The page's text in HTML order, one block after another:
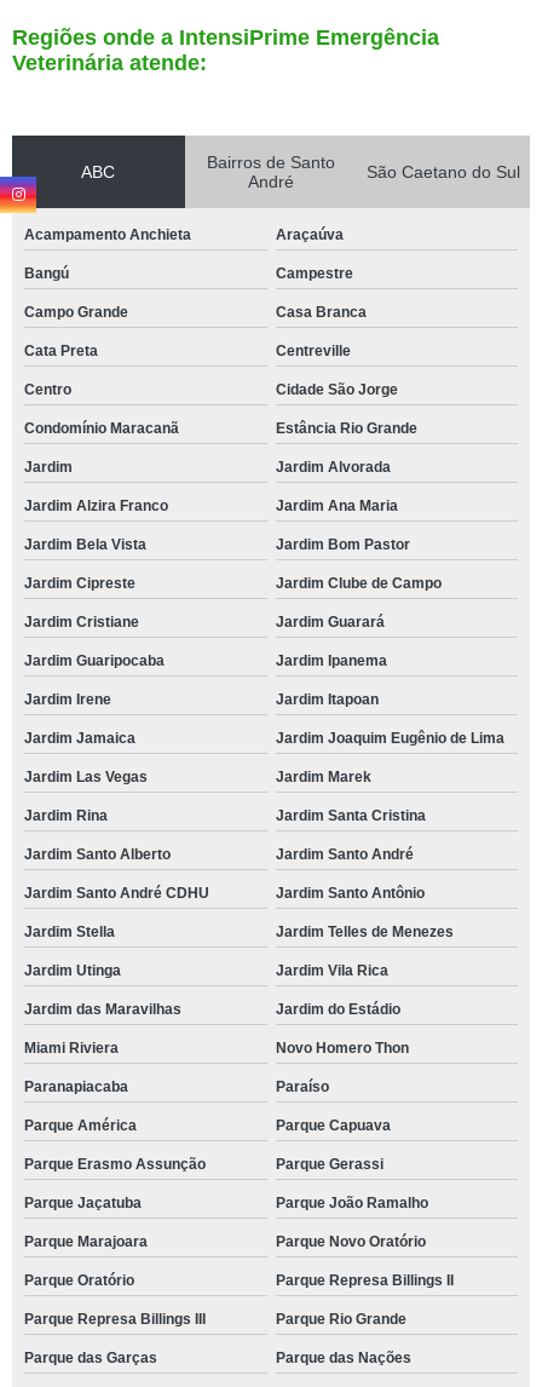
Regiões onde a IntensiPrime Emergência
Veterinária atende:
ABC
Bairros de Santo
André
São Caetano do Sul
Acampamento Anchieta Araçaúva
Bangú Campestre
Campo Grande Casa Branca
Cata Preta Centreville
Centro Cidade São Jorge
Condomínio Maracanã Estância Rio Grande
Jardim Jardim Alvorada
Jardim Alzira Franco Jardim Ana Maria
Jardim Bela Vista Jardim Bom Pastor
Jardim Cipreste Jardim Clube de Campo
Jardim Cristiane Jardim Guarará
Jardim Guaripocaba Jardim Ipanema
Jardim Irene Jardim Itapoan
Jardim Jamaica Jardim Joaquim Eugênio de Lima
Jardim Las Vegas Jardim Marek
Jardim Rina Jardim Santa Cristina
Jardim Santo Alberto Jardim Santo André
Jardim Santo André CDHU Jardim Santo Antônio
Jardim Stella Jardim Telles de Menezes
Jardim Utinga Jardim Vila Rica
Jardim das Maravilhas Jardim do Estádio
Miami Riviera Novo Homero Thon
Paranapiacaba Paraíso
Parque América Parque Capuava
Parque Erasmo Assunção Parque Gerassi
Parque Jaçatuba Parque João Ramalho
Parque Marajoara Parque Novo Oratório
Parque Oratório Parque Represa Billings II
Parque Represa Billings III Parque Rio Grande
Parque das Garças Parque das Nações